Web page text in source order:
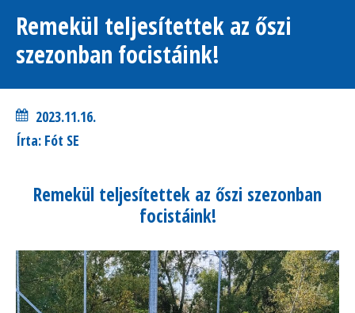
Remekül teljesítettek az őszi
szezonban focistáink!
2023.11.16.
Írta: Fót SE
Remekül teljesítettek az őszi szezonban
focistáink!